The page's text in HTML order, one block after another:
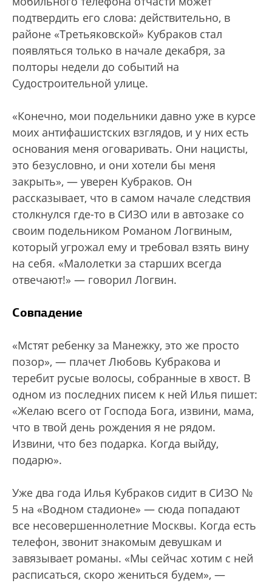
подтвердить его слова: действительно, в
районе «Третьяковской» Кубраков стал
появляться только в начале декабря, за
полторы недели до событий на
Судостроительной улице.
«Конечно, мои подельники давно уже в курсе
моих антифашистских взглядов, и у них есть
основания меня оговаривать. Они нацисты,
это безусловно, и они хотели бы меня
закрыть», — уверен Кубраков. Он
рассказывает, что в самом начале следствия
столкнулся где-то в СИЗО или в автозаке со
своим подельником Романом Логвиным,
который угрожал ему и требовал взять вину
на себя. «Малолетки за старших всегда
отвечают!» — говорил Логвин.
Совпадение
«Мстят ребенку за Манежку, это же просто
позор», — плачет Любовь Кубракова и
теребит русые волосы, собранные в хвост. В
одном из последних писем к ней Илья пишет:
«Желаю всего от Господа Бога, извини, мама,
что в твой день рождения я не рядом.
Извини, что без подарка. Когда выйду,
подарю».
Уже два года Илья Кубраков сидит в СИЗО №
5 на «Водном стадионе» — сюда попадают
все несовершеннолетние Москвы. Когда есть
телефон, звонит знакомым девушкам и
завязывает романы. «Мы сейчас хотим с ней
расписаться, скоро жениться будем», —